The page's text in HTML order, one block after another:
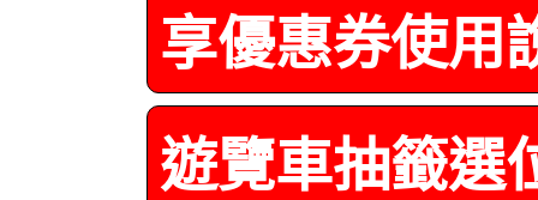
享優惠券使用
遊覽車抽籤選